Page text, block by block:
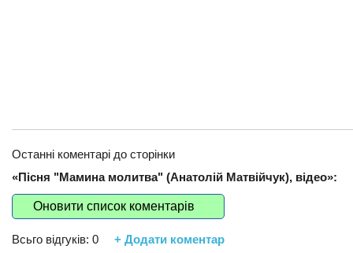
Останні коментарі до сторінки
«Пісня "Мамина молитва" (Анатолій Матвійчук), відео»:
Оновити список коментарів
Всьго відгуків: 0 + Додати коментар